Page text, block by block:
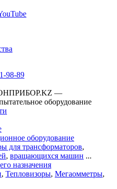
98-89
—
оборудование
оборудование
для трансформаторов,
, вращающихся машин ...
назначения
, Тепловизоры, Мегаомметры,